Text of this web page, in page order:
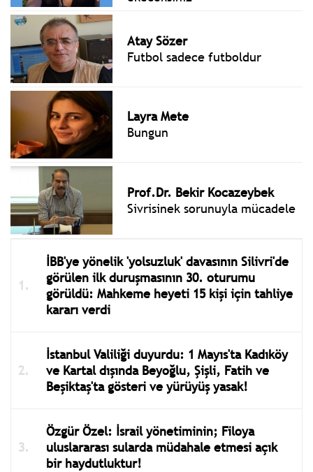
Atay Sözer
Futbol sadece futboldur
Layra Mete
Bungun
Prof.Dr. Bekir Kocazeybek
Sivrisinek sorunuyla mücadele
İBB'ye yönelik 'yolsuzluk' davasının Silivri'de
görülen ilk duruşmasının 30. oturumu
görüldü: Mahkeme heyeti 15 kişi için tahliye
kararı verdi
İstanbul Valiliği duyurdu: 1 Mayıs'ta Kadıköy
ve Kartal dışında Beyoğlu, Şişli, Fatih ve
Beşiktaş'ta gösteri ve yürüyüş yasak!
Özgür Özel: İsrail yönetiminin; Filoya
uluslararası sularda müdahale etmesi açık
bir haydutluktur!